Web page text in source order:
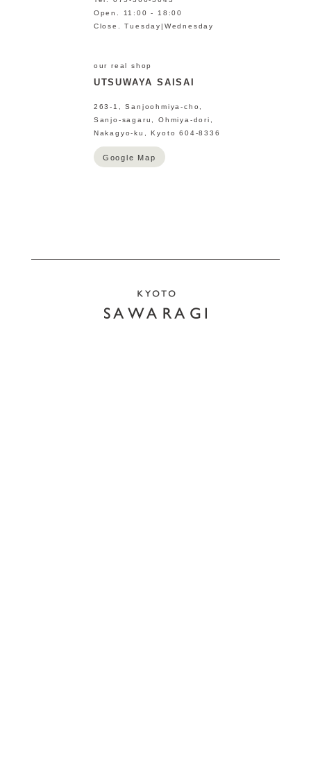
Open. 11:00 - 18:00
Close. Tuesday|Wednesday
our real shop
UTSUWAYA SAISAI
263-1, Sanjoohmiya-cho,
Sanjo-sagaru, Ohmiya-dori,
Nakagyo-ku, Kyoto 604-8336
Google Map